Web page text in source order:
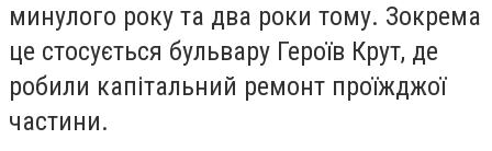
минулого року та два роки тому. Зокрема
це стосується бульвару Героїв Крут, де
робили капітальний ремонт проїжджої
частини.